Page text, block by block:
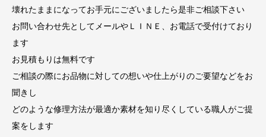
壊れたままになってお手元にございましたら是非ご相談下さい
お問い合わせ先としてメールやＬＩＮＥ、お電話で受付けており
ます
お見積もりは無料です
ご相談の際にお品物に対しての想いや仕上がりのご要望などをお
聞きし
どのような修理方法が最適か素材を知り尽くしている職人がご提
案をします